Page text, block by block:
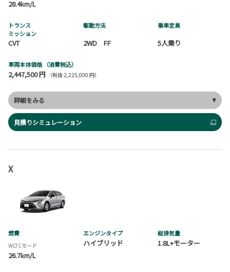
28.4km/L
トランス
ミッション
CVT
駆動方法
2WD FF
乗車定員
5人乗り
車両本体価格 （消費税込）
2,447,500 円 （税抜 2,225,000 円）
詳細をみる
見積りシミュレーション
X
燃費
WLTCモード
26.7km/L
エンジンタイプ
ハイブリッド
総排気量
1.8L+モーター